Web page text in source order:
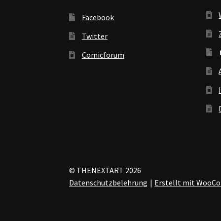
Facebook
Twitter
Comicforum
© THENEXTART 2026
Datenschutzbelehrung
Erstellt mit